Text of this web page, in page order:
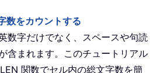
数をカウントする
数字だけでなく、スペースや句読
含まれます。このチュートリアル
関数でセル内の総文字数を簡